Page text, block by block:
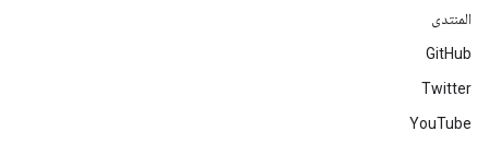
المنتدى
GitHub
Twitter
YouTube